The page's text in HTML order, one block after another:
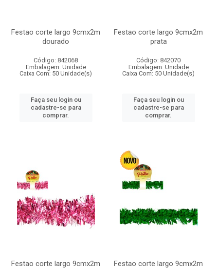
Festao corte largo 9cmx2m
dourado
Código: 842068
Embalagem: Unidade
Caixa Com: 50 Unidade(s)
Faça seu login ou
cadastre-se para
comprar.
Festao corte largo 9cmx2m
prata
Código: 842070
Embalagem: Unidade
Caixa Com: 50 Unidade(s)
Faça seu login ou
cadastre-se para
comprar.
Festao corte largo 9cmx2m Festao corte largo 9cmx2m